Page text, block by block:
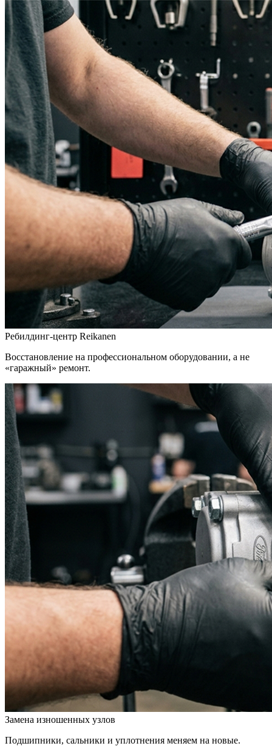
Ребилдинг-центр Reikanen
Восстановление на профессиональном оборудовании, а не
«гаражный» ремонт.
Замена изношенных узлов
Подшипники, сальники и уплотнения меняем на новые.